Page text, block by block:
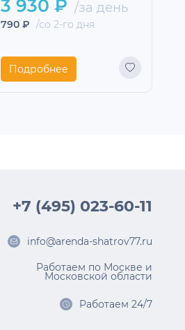
3 930 ₽ /за день
790 ₽ /со 2-го дня
Подробнее
+7 (495) 023-60-11
info@arenda-shatrov77.ru
Работаем по Москве и
Московской области
Работаем 24/7